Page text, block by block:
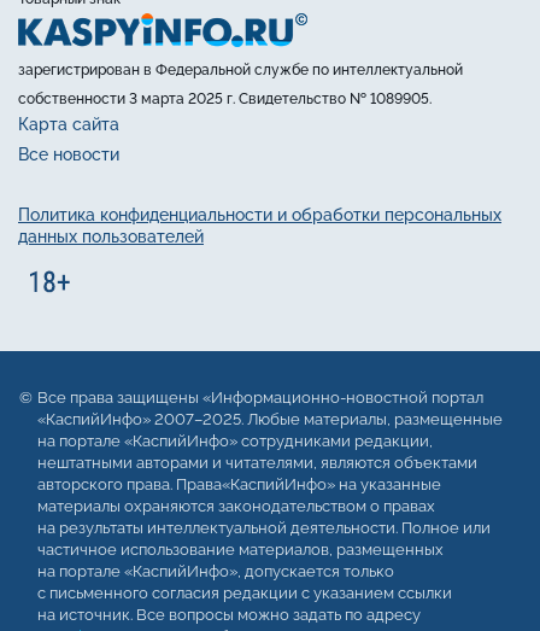
зарегистрирован в Федеральной службе по интеллектуальной
собственности 3 марта 2025 г. Свидетельство № 1089905.
Карта сайта
Все новости
Политика конфиденциальности и обработки персональных
данных пользователей
Все права защищены «Информационно-новостной портал
«КаспийИнфо» 2007–2025. Любые материалы, размещенные
на портале «КаспийИнфо» сотрудниками редакции,
нештатными авторами и читателями, являются объектами
авторского права. Права«КаспийИнфо» на указанные
материалы охраняются законодательством о правах
на результаты интеллектуальной деятельности. Полное или
частичное использование материалов, размещенных
на портале «КаспийИнфо», допускается только
с письменного согласия редакции с указанием ссылки
на источник. Все вопросы можно задать по адресу